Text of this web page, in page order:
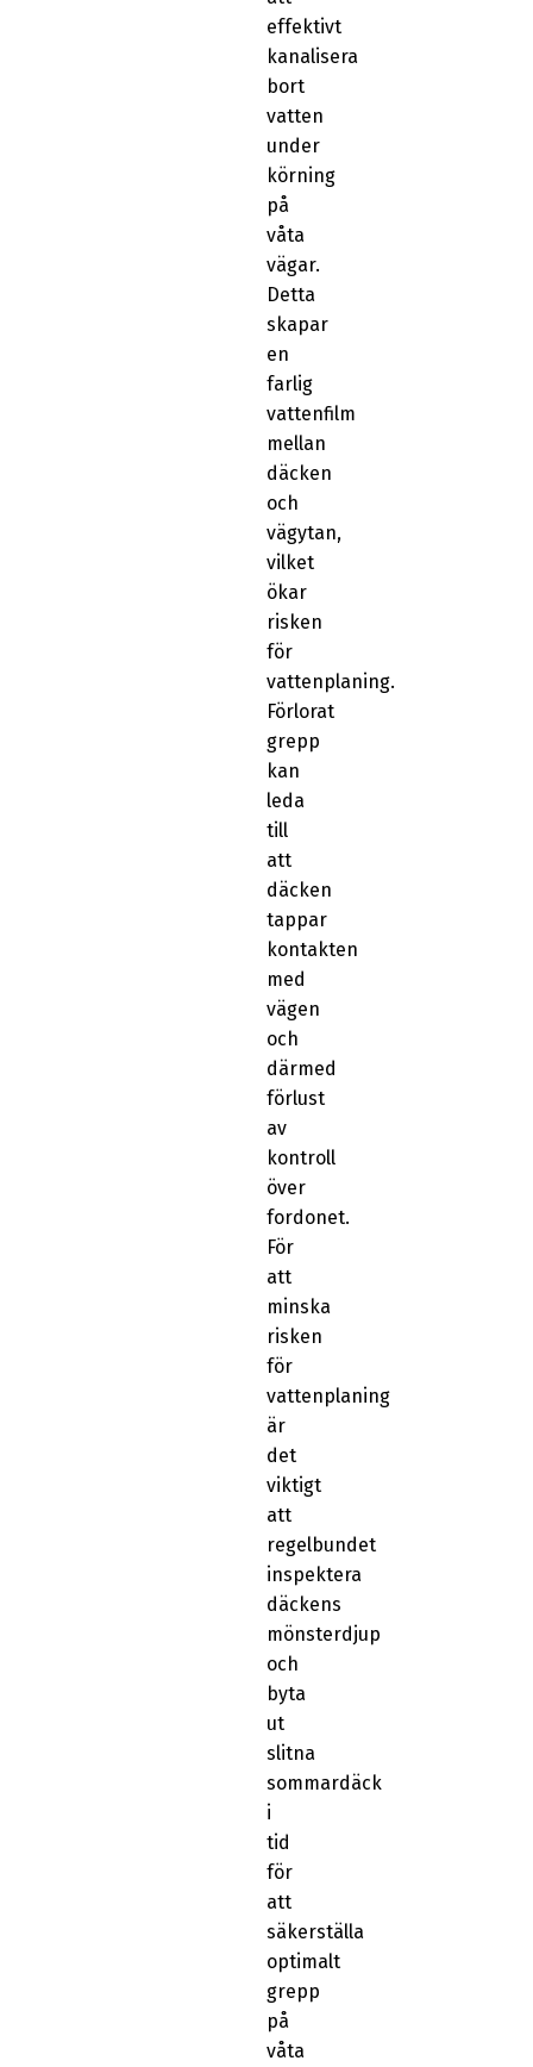
effektivt
kanalisera
bort
vatten
under
körning
på
våta
vägar.
Detta
skapar
en
farlig
vattenfilm
mellan
däcken
och
vägytan,
vilket
ökar
risken
för
vattenplaning.
Förlorat
grepp
kan
leda
till
att
däcken
tappar
kontakten
med
vägen
och
därmed
förlust
av
kontroll
över
fordonet.
För
att
minska
risken
för
vattenplaning
är
det
viktigt
att
regelbundet
inspektera
däckens
mönsterdjup
och
byta
ut
slitna
sommardäck
i
tid
för
att
säkerställa
optimalt
grepp
på
våta